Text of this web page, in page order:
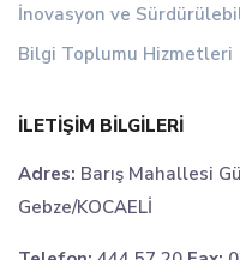
İnovasyon ve
Bilgi Toplumu Hizmetleri
İLETIŞIM BILGILERI
Adres: Barış Mahallesi
Gebze/KOCAELİ